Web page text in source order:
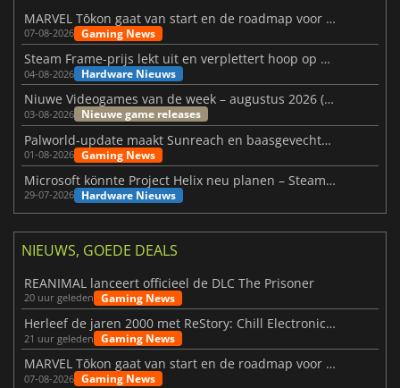
MARVEL Tōkon gaat van start en de roadmap voor jaar 1 is bekendgemaakt
07-08-2026 Gaming News
Steam Frame-prijs lekt uit en verplettert hoop op betaalbare VR
04-08-2026 Hardware Nieuws
Niuwe Videogames van de week – augustus 2026 (week 32)
03-08-2026 Nieuwe game releases
Palworld-update maakt Sunreach en baasgevechten stabieler
01-08-2026 Gaming News
Microsoft könnte Project Helix neu planen – Steam-Support wackelt
29-07-2026 Hardware Nieuws
NIEUWS, GOEDE DEALS
REANIMAL lanceert officieel de DLC The Prisoner
20 uur geleden Gaming News
Herleef de jaren 2000 met ReStory: Chill Electronics Repairs
21 uur geleden Gaming News
MARVEL Tōkon gaat van start en de roadmap voor jaar 1 is bekendgemaakt
07-08-2026 Gaming News